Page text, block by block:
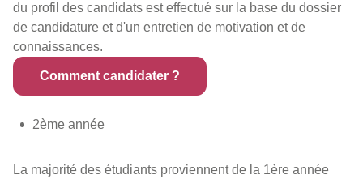
du profil des candidats est effectué sur la base du dossier
de candidature et d'un entretien de motivation et de
connaissances.
Comment candidater ?
2ème année
La majorité des étudiants proviennent de la 1ère année